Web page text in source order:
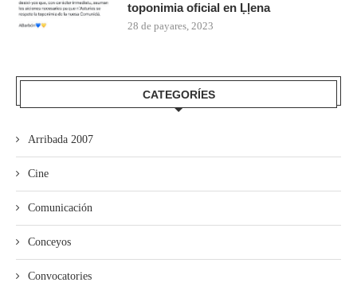
toponimia oficial en Ḷḷena
28 de payares, 2023
CATEGORÍES
Arribada 2007
Cine
Comunicación
Conceyos
Convocatories